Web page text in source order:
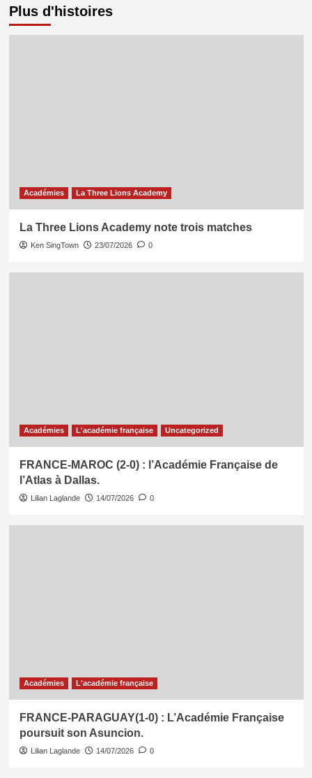
Plus d'histoires
Académies La Three Lions Academy
La Three Lions Academy note trois matches
Ken SingTown 23/07/2026 0
Académies L'académie française Uncategorized
FRANCE-MAROC (2-0) : l’Académie Française de
l’Atlas à Dallas.
Lilian Laglande 14/07/2026 0
Académies L'académie française
FRANCE-PARAGUAY(1-0) : L’Académie Française
poursuit son Asuncion.
Lilian Laglande 14/07/2026 0